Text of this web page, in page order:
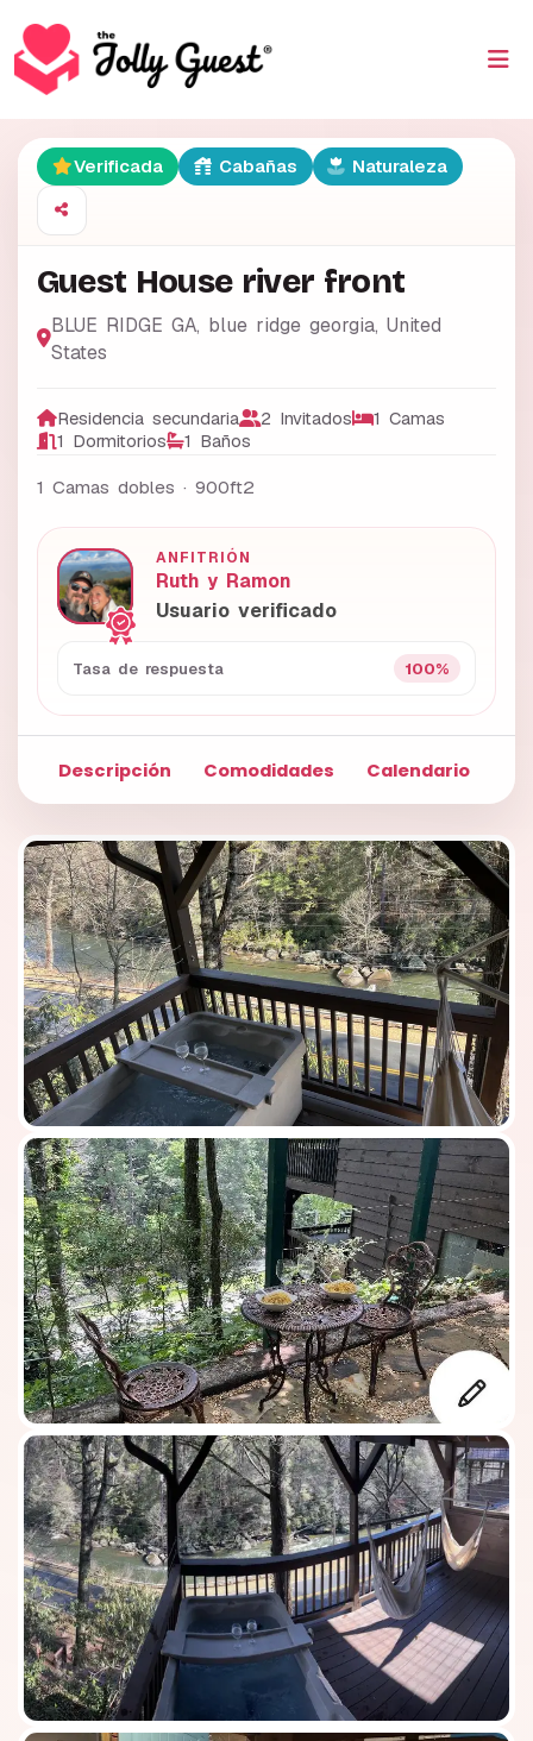
Verificada Cabañas Naturaleza
Guest House river front
BLUE RIDGE GA, blue ridge georgia, United
States
Residencia secundaria 2 Invitados
1 Camas
1 Dormitorios
1 Baños
1 Camas dobles · 900ft2
ANFITRIÓN
Ruth y Ramon
Usuario verificado
Tasa de respuesta 100%
Descripción Comodidades Calendario